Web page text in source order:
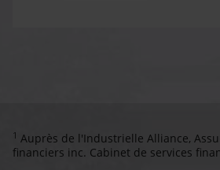
1 Auprès de l'Industrielle Alliance,
financiers inc. Cabinet de services